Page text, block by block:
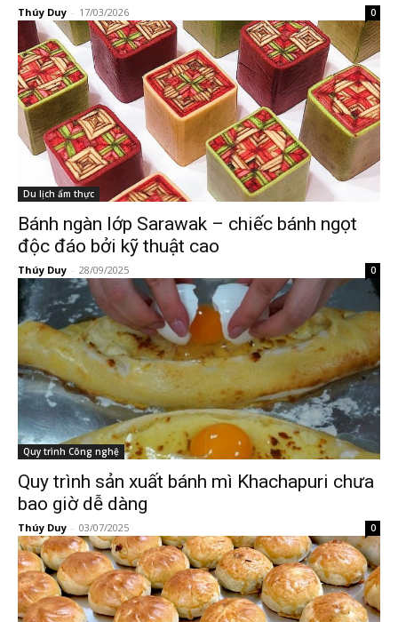
Thúy Duy - 17/03/2026 0
Du lịch ẩm thực
Bánh ngàn lớp Sarawak – chiếc bánh ngọt
độc đáo bởi kỹ thuật cao
Thúy Duy - 28/09/2025 0
Quy trình Công nghệ
Quy trình sản xuất bánh mì Khachapuri chưa
bao giờ dễ dàng
Thúy Duy - 03/07/2025 0